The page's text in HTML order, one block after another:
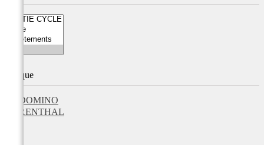
Marque
DOMINO
RENTHAL